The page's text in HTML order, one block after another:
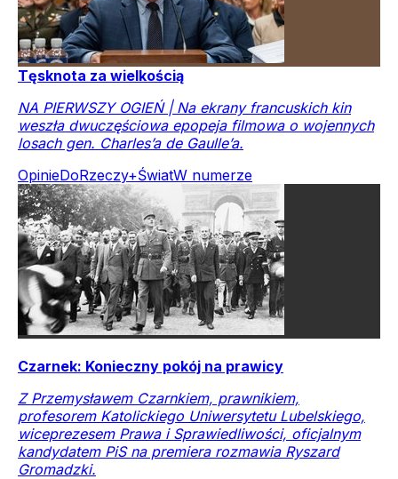
Tęsknota za wielkością
NA PIERWSZY OGIEŃ | Na ekrany francuskich kin
weszła dwuczęściowa epopeja filmowa o wojennych
losach gen. Charles’a de Gaulle’a.
OpinieDoRzeczy+ŚwiatW numerze
Czarnek: Konieczny pokój na prawicy
Z Przemysławem Czarnkiem, prawnikiem,
profesorem Katolickiego Uniwersytetu Lubelskiego,
wiceprezesem Prawa i Sprawiedliwości, oficjalnym
kandydatem PiS na premiera rozmawia Ryszard
Gromadzki.